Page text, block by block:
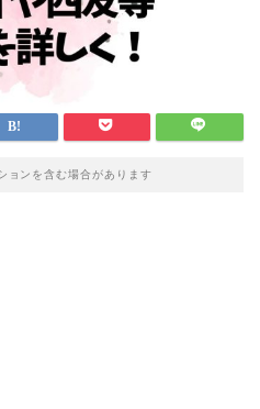
ョンを含む場合があります